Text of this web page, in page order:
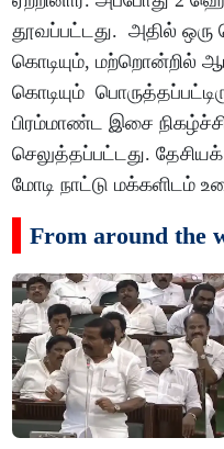
தூவப்பட்டது. அதில் ஒரு
கொடியும், மற்றொன்றில்
கொடியும்
பிரம்மாண்ட இசை
செலுத்தப்பட்டது.
மோடி நாட்டு மக்களிடம்
From around the